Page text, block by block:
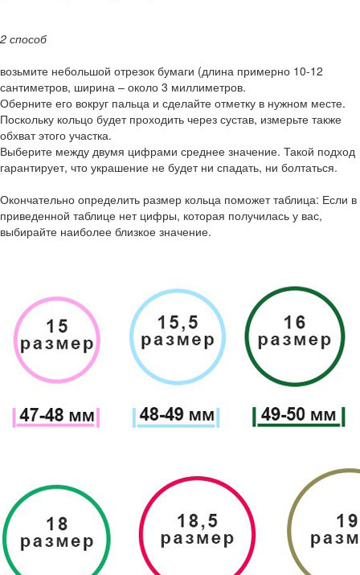
2 способ
возьмите небольшой отрезок бумаги (длина примерно 10-12
сантиметров, ширина – около 3 миллиметров.
Оберните его вокруг пальца и сделайте отметку в нужном месте.
Поскольку кольцо будет проходить через сустав, измерьте также
обхват этого участка.
Выберите между двумя цифрами среднее значение. Такой подход
гарантирует, что украшение не будет ни спадать, ни болтаться.
Окончательно определить размер кольца поможет таблица: Если в
приведенной таблице нет цифры, которая получилась у вас,
выбирайте наиболее близкое значение.